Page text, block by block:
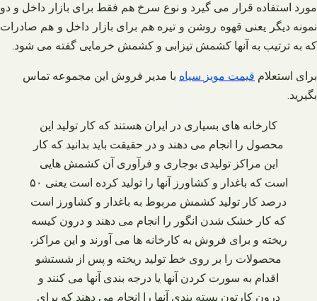
مورد استفاده قرار می‌ گیرد و نوع سرخ هم فقط برای بازار داخل و دو
نمونه دیگر یعنی قهوه روشن و تیره هم برای بازار داخل و هم صادرات
که به ترتیب به آنها کشمش تیزابی و کشمش خرمایی گفته می‌ شود.
برای استعلام قیمت مویز سیاه با مدیر فروش این مجموعه تماس
بگیرید.
کارخانه‌ های بسیاری در ایران هستند که کار تولید این
محصول را انجام می‌ دهند و در حقیقت باید بدانید که کار
این مراکز تولیدی بوجاری و فرآوری آن کشمش‌ هایی
است که باغدار و کشاورز آنها را تولید کرده است یعنی ۵۰
درصد کار تولید کشمش مربوط به باغدار و کشاورز است
که کار خشک شدن انگور را انجام می‌ دهند و درون کیسه
ریخته و برای فروش به کارخانه‌ ها می‌ آورند و این مراکز،
محصولات را بر روی خط تولید ریخته و پس از شستشو
اقدام به سورت کردن آنها یا درجه‌ بندی آنها می‌ کنند و
درون کارتون بسته‌ بندی آنها را انجام می‌ دهند که برای